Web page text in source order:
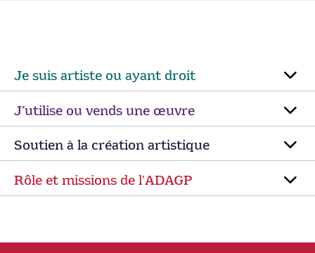
Je suis artiste ou ayant droit
J’utilise ou vends une œuvre
Soutien à la création artistique
Rôle et missions de lʼADAGP